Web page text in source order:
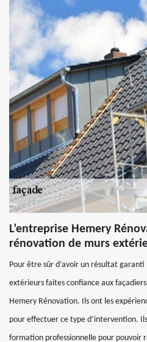
L’entreprise Hemery
rénovation de murs
Pour être sûr d’avoir un résultat
extérieurs faites confiance aux
Hemery Rénovation. Ils ont les
pour effectuer ce type d’intervention.
formation professionnelle pour pouvoir